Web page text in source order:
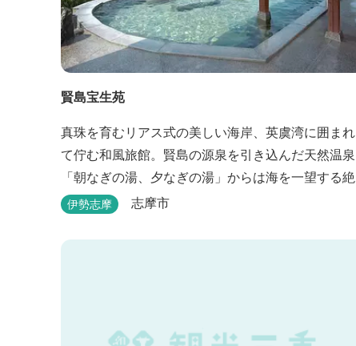
賢島宝生苑
真珠を育むリアス式の美しい海岸、英虞湾に囲まれ
て佇む和風旅館。賢島の源泉を引き込んだ天然温泉
「朝なぎの湯、夕なぎの湯」からは海を一望する絶
景を愉しめる。また、夕食では海の幸を中心とした
伊勢志摩 志摩市